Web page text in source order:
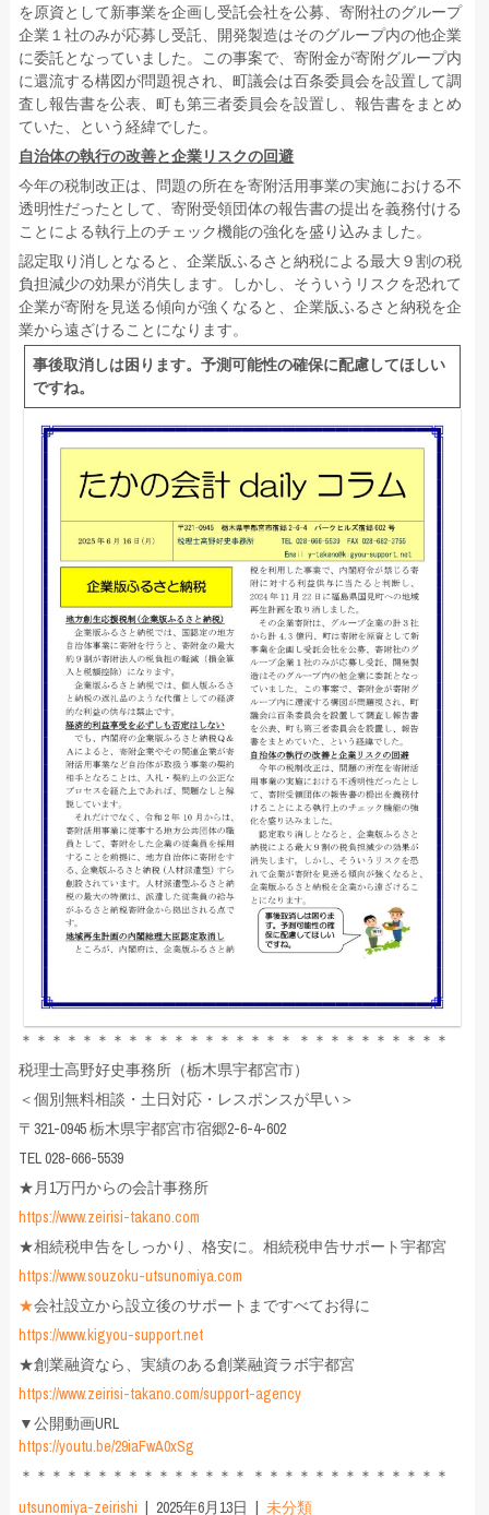
を原資として新事業を企画し受託会社を公募、寄附社のグループ
企業１社のみが応募し受託、開発製造はそのグループ内の他企業
に委託となっていました。この事案で、寄附金が寄附グループ内
に還流する構図が問題視され、町議会は百条委員会を設置して調
査し報告書を公表、町も第三者委員会を設置し、報告書をまとめ
ていた、という経緯でした。
自治体の執行の改善と企業リスクの回避
今年の税制改正は、問題の所在を寄附活用事業の実施における不
透明性だったとして、寄附受領団体の報告書の提出を義務付ける
ことによる執行上のチェック機能の強化を盛り込みました。
認定取り消しとなると、企業版ふるさと納税による最大９割の税
負担減少の効果が消失します。しかし、そういうリスクを恐れて
企業が寄附を見送る傾向が強くなると、企業版ふるさと納税を企
業から遠ざけることになります。
事後取消しは困ります。予測可能性の確保に配慮してほしい
ですね。
＊＊＊＊＊＊＊＊＊＊＊＊＊＊＊＊＊＊ ＊＊＊＊＊＊＊＊＊＊
税理士高野好史事務所（栃木県宇都宮市）
＜個別無料相談・土日対応・レスポンスが早い＞
〒321-0945 栃木県宇都宮市宿郷2-6-4-602
TEL 028-666-5539
★月1万円からの会計事務所
https://www.zeirisi-takano.com
★相続税申告をしっかり、格安に。相続税申告サポート宇都宮
https://www.souzoku-utsunomiya.com
★会社設立から設立後のサポートまですべてお得に
https://www.kigyou-support.net
★創業融資なら、実績のある創業融資ラボ宇都宮
https://www.zeirisi-takano.com/support-agency
▼公開動画URL
https://youtu.be/29iaFwA0xSg
＊＊＊＊＊＊＊＊＊＊＊＊＊＊＊ ＊＊＊＊＊＊＊＊＊＊＊＊＊
utsunomiya-zeirishi
2025年6月13日 未分類